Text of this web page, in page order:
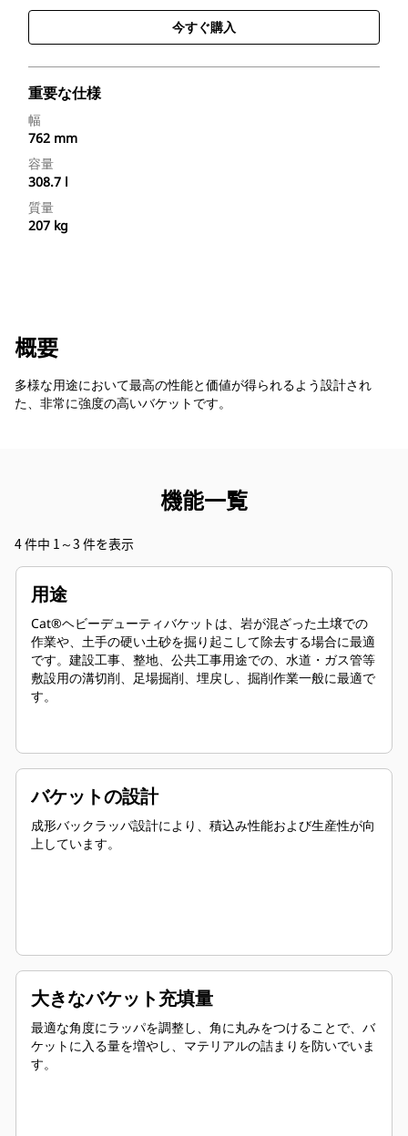
今すぐ購入
重要な仕様
幅
762 mm
容量
308.7 l
質量
207 kg
概要
多様な用途において最高の性能と価値が得られるよう設計され
た、非常に強度の高いバケットです。
機能一覧
4 件中 1～3 件を表示
用途
Cat®ヘビーデューティバケットは、岩が混ざった土壌での
作業や、土手の硬い土砂を掘り起こして除去する場合に最適
です。建設工事、整地、公共工事用途での、水道・ガス管等
敷設用の溝切削、足場掘削、埋戻し、掘削作業一般に最適で
す。
バケットの設計
成形バックラッパ設計により、積込み性能および生産性が向
上しています。
大きなバケット充填量
最適な角度にラッパを調整し、角に丸みをつけることで、バ
ケットに入る量を増やし、マテリアルの詰まりを防いでいま
す。